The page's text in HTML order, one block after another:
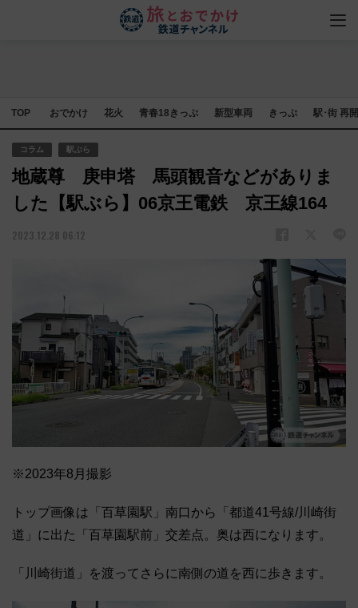
TOP おでかけ 花火 青春18きっぷ 新型車両 きっぷ 駅･街 再
コラム 駅ぶら
地蔵尊 庚申塔 馬頭観音などがありま
した【駅ぶら】06京王電鉄 京王線164
2023.12.28 06:12
※2023年8月撮影
トップ画像は「百草園駅」南口から「都道41号線/川崎街
道」に出た「百草園駅前」交差点。奥は西になります。
「川崎街道」を渡ってさらに南側の道を西に歩きます。